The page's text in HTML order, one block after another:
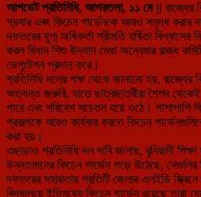
আপডেট প্রতিনিধি, আগরতলা, ১১ মে || রাজ্যের
প্রসার এবং কিচেন গার্ডেনকে আরও সমৃদ্ধ করার
দফতরের যুগ্ম অধিকর্তা শ্রীমতি হর্ষিতা
করল বিধান শিশু উদ্যান মেধা অন্বেষার রাজ্য
ডেপুটেশন প্রদান করে।
প্রতিনিধি দলের পক্ষ থেকে জানানো হয়,
অত্যন্ত জরুরি, যাতে ছাত্রছাত্রীরা শৈশব
পারে এবং পরিবেশ সচেতন হয়ে ওঠে। পাশাপাশি
প্রকল্পকে আরও কার্যকর করতে কিচেন
করা হয়।
এছাড়াও প্রতিনিধি দল দাবি জানায়, বুনিয়াদী
উন্নতমানের কিচেন গার্ডেন গড়ে উঠেছে,
দফতরের সহায়তায় প্রতিটি জেলার এলইডি
বিদ্যালয়ে ইতিমধ্যে কিচেন গার্ডেন রয়েছে